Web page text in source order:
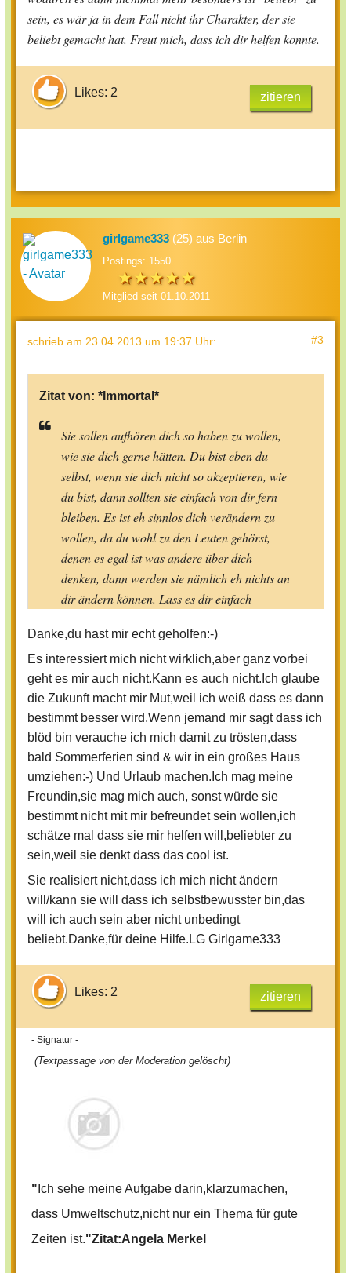
beliebt.Danke,für deine Hilfe.LG
Girlgame333
sein, es wär ja in dem Fall nicht ihr Charakter, der sie
beliebt gemacht hat. Freut mich, dass ich dir helfen konnte.
Likes: 2 zitieren
girlgame333 (25) aus Berlin
Postings: 1550
Mitglied seit 01.10.2011
schrieb am 23.04.2013 um 19:37 Uhr: #3
Zitat von: *Immortal*
Sie sollen aufhören dich so haben zu wollen,
wie sie dich gerne hätten. Du bist eben du
selbst, wenn sie dich nicht so akzeptieren, wie
du bist, dann sollten sie einfach von dir fern
bleiben. Es ist eh sinnlos dich verändern zu
wollen, da du wohl zu den Leuten gehörst,
denen es egal ist was andere über dich
denken, dann werden sie nämlich eh nichts an
dir ändern können. Lass es dir einfach
sie es mich Sicherheit noch aufgeben. Wenn
sie meinen du hättest ein großes Maul, dann
sag ihnen mal auch so richtig schön deine
Meinung.
Und zu dem mit dem "cool": Was man als
cool bezeichnet ist unterschiedlich, je nach
dem wie man das selber Wort definiert.
Die Leute die sich teilweise als "cool"
bezeichnen oder bezeichnet werden sind es
meiner Meinung nach meist nichtmal. Einfach
weil ich auch meine eigene Definition dafür
habe. Also kann dir das auch niemand
vorschreiben. Naja, und wenn du jemanden
schon als Idioten bezeichnest ist er es eh nicht
wert ernst genommen zu werden.;)
Aber warum will deine Freundin dich
ändern?
Hast du ihnen schon gesagt, dass es dich
nervt?
Danke,du hast mir echt geholfen:-)
Es interessiert mich nicht wirklich,aber ganz vorbei
geht es mir auch nicht.Kann es auch nicht.Ich glaube
die Zukunft macht mir Mut,weil ich weiß dass es dann
bestimmt besser wird.Wenn jemand mir sagt dass ich
blöd bin verauche ich mich damit zu trösten,dass
bald Sommerferien sind & wir in ein großes Haus
umziehen:-) Und Urlaub machen.Ich mag meine
Freundin,sie mag mich auch, sonst würde sie
bestimmt nicht mit mir befreundet sein wollen,ich
schätze mal dass sie mir helfen will,beliebter zu
sein,weil sie denkt dass das cool ist.
Sie realisiert nicht,dass ich mich nicht ändern
will/kann sie will dass ich selbstbewusster bin,das
will ich auch sein aber nicht unbedingt
beliebt.Danke,für deine Hilfe.LG Girlgame333
Likes: 2 zitieren
- Signatur -
(Textpassage von der Moderation gelöscht)
" Ich sehe meine Aufgabe darin,klarzumachen,
dass Umweltschutz,nicht nur ein Thema für gute
Zeiten ist."Zitat:Angela Merkel